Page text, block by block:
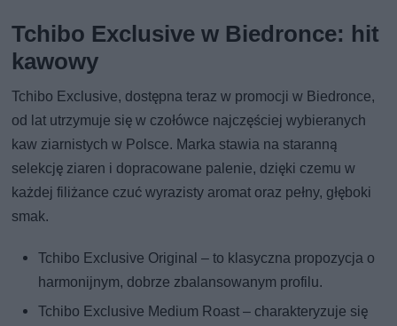
Tchibo Exclusive w Biedronce: hit
kawowy
Tchibo Exclusive, dostępna teraz w promocji w Biedronce,
od lat utrzymuje się w czołówce najczęściej wybieranych
kaw ziarnistych w Polsce. Marka stawia na staranną
selekcję ziaren i dopracowane palenie, dzięki czemu w
każdej filiżance czuć wyrazisty aromat oraz pełny, głęboki
smak.
Tchibo Exclusive Original – to klasyczna propozycja o
harmonijnym, dobrze zbalansowanym profilu.
Tchibo Exclusive Medium Roast – charakteryzuje się